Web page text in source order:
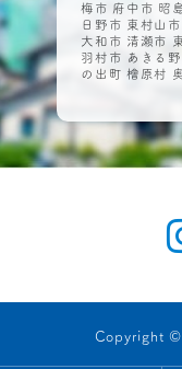
梅市 府中市 昭
日野市 東村山
大和市 清瀬市
羽村市 あきる
の出町 檜原村
Copyright ©